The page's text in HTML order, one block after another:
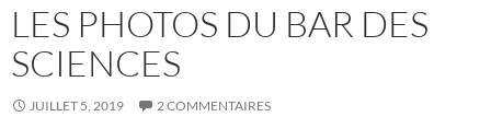
LES PHOTOS DU BAR DES
SCIENCES
JUILLET 5, 2019 2 COMMENTAIRES